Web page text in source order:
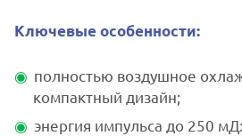
Ключевые особенности:
полностью воздушное
компактный дизайн;
энергия импульса до 250